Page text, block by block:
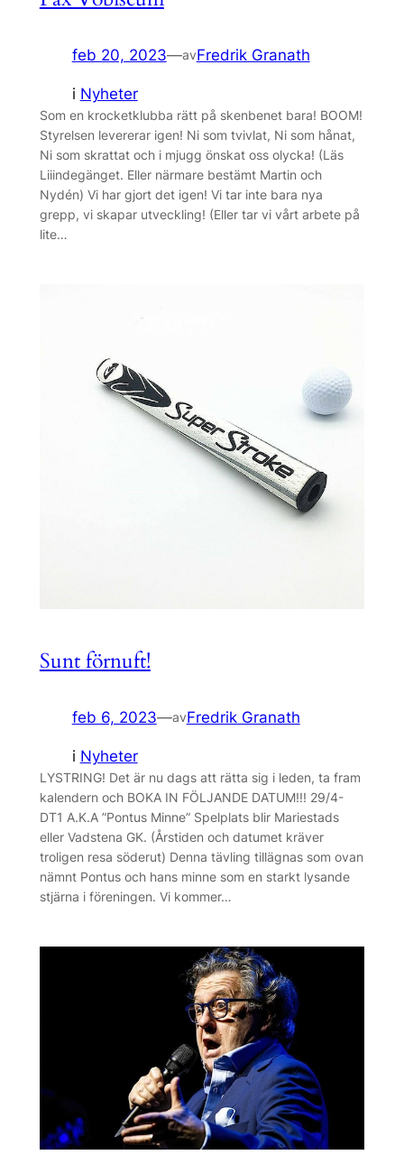
feb 20, 2023—avFredrik Granath
i Nyheter
Som en krocketklubba rätt på skenbenet bara! BOOM!
Styrelsen levererar igen! Ni som tvivlat, Ni som hånat,
Ni som skrattat och i mjugg önskat oss olycka! (Läs
Liiindegänget. Eller närmare bestämt Martin och
Nydén) Vi har gjort det igen! Vi tar inte bara nya
grepp, vi skapar utveckling! (Eller tar vi vårt arbete på
lite…
Sunt förnuft!
feb 6, 2023—avFredrik Granath
i Nyheter
LYSTRING! Det är nu dags att rätta sig i leden, ta fram
kalendern och BOKA IN FÖLJANDE DATUM!!! 29/4-
DT1 A.K.A ”Pontus Minne” Spelplats blir Mariestads
eller Vadstena GK. (Årstiden och datumet kräver
troligen resa söderut) Denna tävling tillägnas som ovan
nämnt Pontus och hans minne som en starkt lysande
stjärna i föreningen. Vi kommer…